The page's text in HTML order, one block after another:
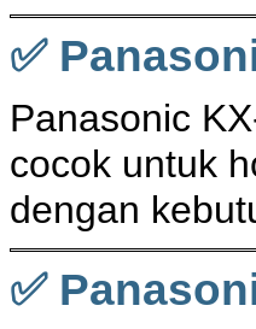
✅
Panasonic
cocok untuk
dengan
✅